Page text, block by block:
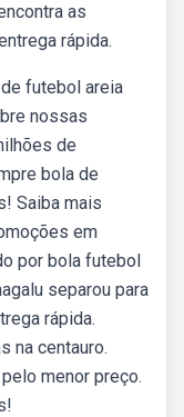
as
rápida.
futebol areia
nossas
de
bola de
Saiba mais
em
por bola futebol
separou para
rápida.
na centauro.
menor preço.